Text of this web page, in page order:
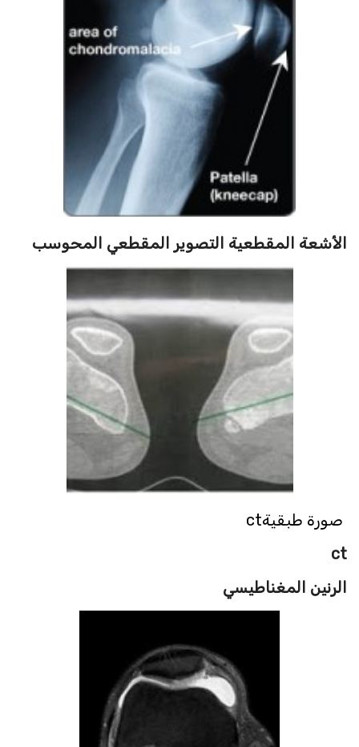
الأشعة المقطعية التصوير المقطعي المحوسب
صورة طبقيةct
ct
الرنين المغناطيسي